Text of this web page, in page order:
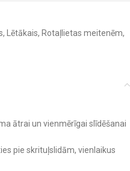
, Lētākais, Rotaļlietas meitenēm,
ātrai un vienmērīgai slīdēšanai
pie skrituļslidām, vienlaikus